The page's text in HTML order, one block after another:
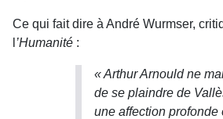
Ce qui fait dire à André Wurmser,
’Humanité :
« Arthur Arnould ne
de se plaindre de
une affection profonde